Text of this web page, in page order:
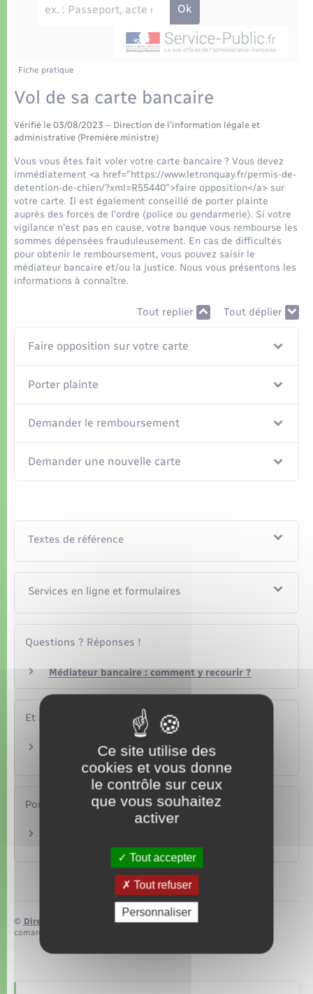
Eau - Assainissement
Transports
Transports scolaires
Logement - Urbanisme
Loisirs
Seniors
Nouvel habitant
Numérique
Organisation d’événement
Sécurité - Prévention
Commerces - Entreprises - Emploi
Travaux - Autorisation d’occupation de l’espace
Présentation de la commune
La Communauté de communes
Fiche pratique
Vol de sa carte bancaire
Vérifié le 03/08/2023 – Direction de l'information légale et
administrative (Première ministre)
Vous vous êtes fait voler votre carte bancaire ? Vous devez
immédiatement <a href="https://www.letronquay.fr/permis-de-
detention-de-chien/?xml=R55440">faire opposition</a> sur
votre carte. Il est également conseillé de porter plainte
auprès des forces de l'ordre (police ou gendarmerie). Si votre
vigilance n'est pas en cause, votre banque vous rembourse les
sommes dépensées frauduleusement. En cas de difficultés
pour obtenir le remboursement, vous pouvez saisir le
médiateur bancaire et/ou la justice. Nous vous présentons les
informations à connaître.
Tout replier Tout déplier
Faire opposition sur votre carte
Porter plainte
Demander le remboursement
Demander une nouvelle carte
Textes de référence
Services en ligne et formulaires
Questions ? Réponses !
Médiateur bancaire : comment y recourir ?
Et aussi
Perte de sa carte bancaire
Argent – Impôts – Consommation
Pour en savoir plus
Institut national de la consommation (INC)
© Direction de l’information légale et administrative
comarquage developpé par
Ce site utilise des
cookies et vous donne
le contrôle sur ceux
que vous souhaitez
activer
Tout accepter
Tout refuser
Personnaliser